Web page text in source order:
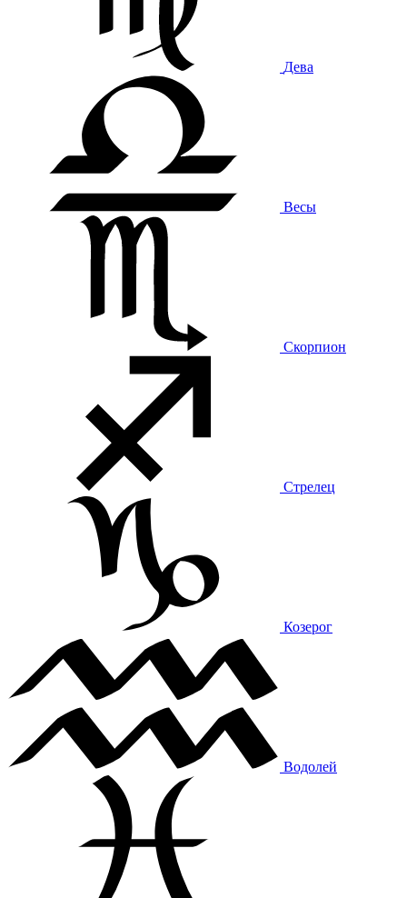
Дева
Весы
Скорпион
Стрелец
Козерог
Водолей